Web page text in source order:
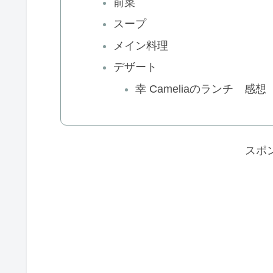
スープ
メイン料理
デザート
幸 Cameliaのランチ 感想
スポ